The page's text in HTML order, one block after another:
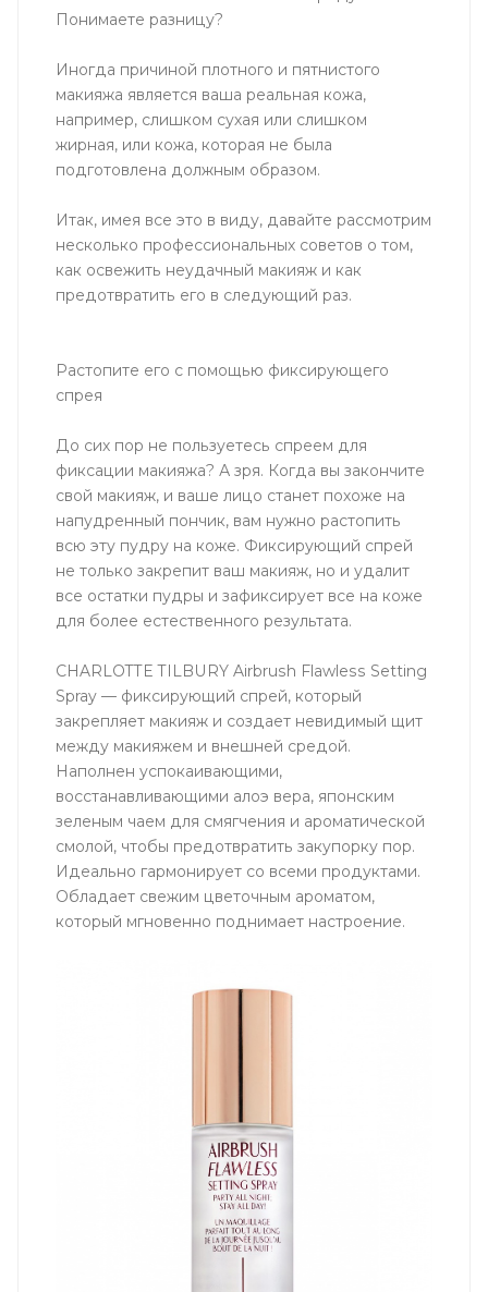
Понимаете разницу?
Иногда причиной плотного и пятнистого
макияжа является ваша реальная кожа,
например, слишком сухая или слишком
жирная, или кожа, которая не была
подготовлена ​​должным образом.
Итак, имея все это в виду, давайте рассмотрим
несколько профессиональных советов о том,
как освежить неудачный макияж и как
предотвратить его в следующий раз.
Растопите его с помощью фиксирующего
спрея
До сих пор не пользуетесь спреем для
фиксации макияжа? А зря. Когда вы закончите
свой макияж, и ваше лицо станет похоже на
напудренный пончик, вам нужно растопить
всю эту пудру на коже. Фиксирующий спрей
не только закрепит ваш макияж, но и удалит
все остатки пудры и зафиксирует все на коже
для более естественного результата.
CHARLOTTE TILBURY Airbrush Flawless Setting
Spray — фиксирующий спрей, который
закрепляет макияж и создает невидимый щит
между макияжем и внешней средой.
Наполнен успокаивающими,
восстанавливающими алоэ вера, японским
зеленым чаем для смягчения и ароматической
смолой, чтобы предотвратить закупорку пор.
Идеально гармонирует со всеми продуктами.
Обладает свежим цветочным ароматом,
который мгновенно поднимает настроение.